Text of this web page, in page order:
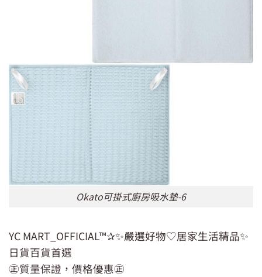
Okato可掛式廚房吸水墊-6
YC MART_OFFICIAL™✰✨嚴選好物♡居家生活精品✨
日貨百貨首選
㊣質量保證，價格優惠㊣